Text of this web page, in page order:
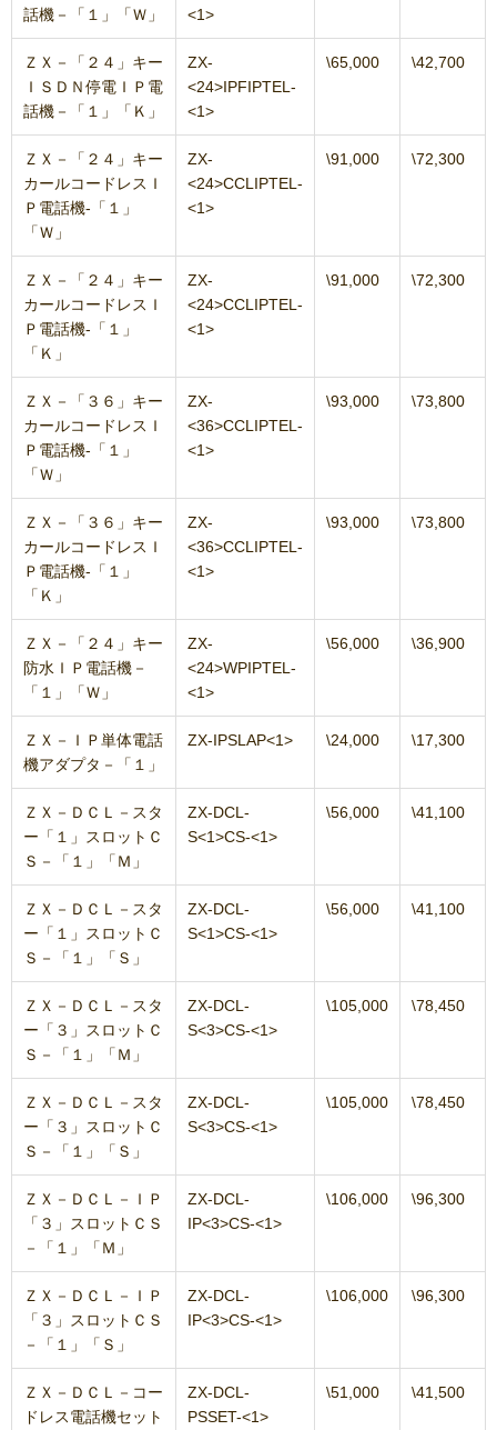
話機－「１」「Ｗ」
<1>
ＺＸ－「２４」キー
ＩＳＤＮ停電ＩＰ電
話機－「１」「Ｋ」
ZX-
<24>IPFIPTEL-
<1>
\65,000 \42,700
ＺＸ－「２４」キー
カールコードレスＩ
Ｐ電話機‐「１」
「Ｗ」
ZX-
<24>CCLIPTEL-
<1>
\91,000 \72,300
ＺＸ－「２４」キー
カールコードレスＩ
Ｐ電話機‐「１」
「Ｋ」
ZX-
<24>CCLIPTEL-
<1>
\91,000 \72,300
ＺＸ－「３６」キー
カールコードレスＩ
Ｐ電話機‐「１」
「Ｗ」
ZX-
<36>CCLIPTEL-
<1>
\93,000 \73,800
ＺＸ－「３６」キー
カールコードレスＩ
Ｐ電話機‐「１」
「Ｋ」
ZX-
<36>CCLIPTEL-
<1>
\93,000 \73,800
ＺＸ－「２４」キー
防水ＩＰ電話機－
「１」「Ｗ」
ZX-
<24>WPIPTEL-
<1>
\56,000 \36,900
ＺＸ－ＩＰ単体電話
機アダプタ－「１」
ZX-IPSLAP<1> \24,000 \17,300
ＺＸ－ＤＣＬ－スタ
ー「１」スロットＣ
Ｓ－「１」「Ｍ」
ZX-DCL-
S<1>CS-<1>
\56,000 \41,100
ＺＸ－ＤＣＬ－スタ
ー「１」スロットＣ
Ｓ－「１」「Ｓ」
ZX-DCL-
S<1>CS-<1>
\56,000 \41,100
ＺＸ－ＤＣＬ－スタ
ー「３」スロットＣ
Ｓ－「１」「Ｍ」
ZX-DCL-
S<3>CS-<1>
\105,000 \78,450
ＺＸ－ＤＣＬ－スタ
ー「３」スロットＣ
Ｓ－「１」「Ｓ」
ZX-DCL-
S<3>CS-<1>
\105,000 \78,450
ＺＸ－ＤＣＬ－ＩＰ
「３」スロットＣＳ
－「１」「Ｍ」
ZX-DCL-
IP<3>CS-<1>
\106,000 \96,300
ＺＸ－ＤＣＬ－ＩＰ
「３」スロットＣＳ
－「１」「Ｓ」
ZX-DCL-
IP<3>CS-<1>
\106,000 \96,300
ＺＸ－ＤＣＬ－コー
ドレス電話機セット
ZX-DCL-
PSSET-<1>
\51,000 \41,500